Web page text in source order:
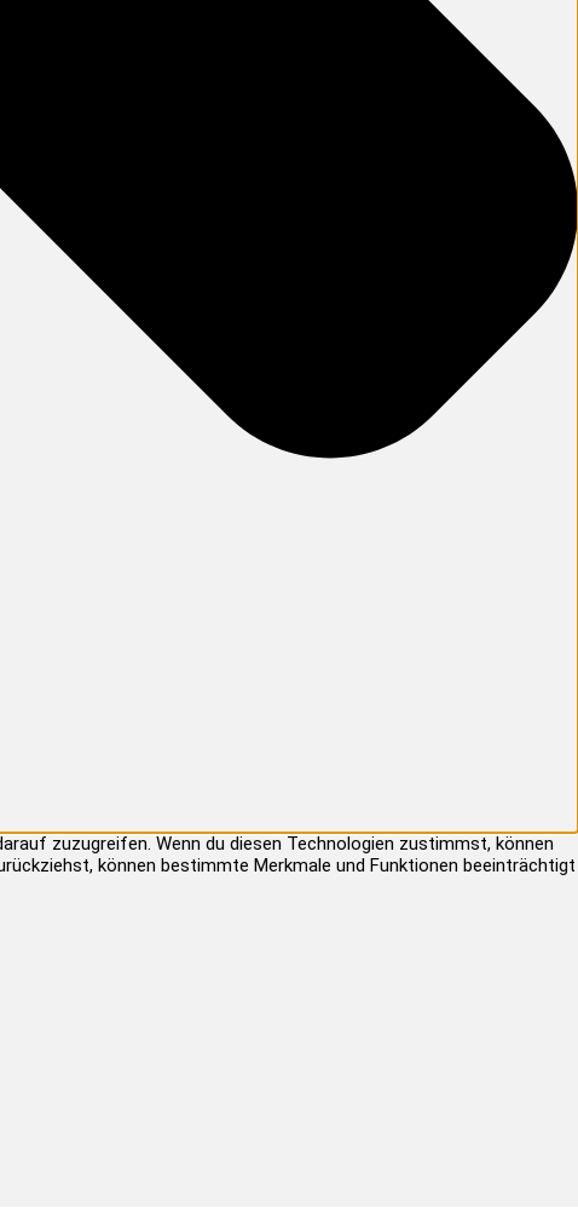
zuzugreifen. Wenn du diesen Technologien zustimmst, können
können bestimmte Merkmale und Funktionen beeinträchtigt